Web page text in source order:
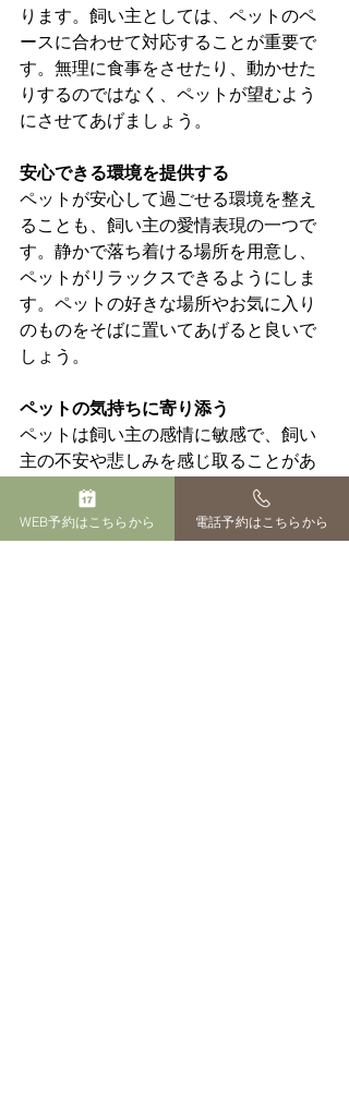
ります。飼い主としては、ペットのペ
ースに合わせて対応することが重要で
す。無理に食事をさせたり、動かせた
りするのではなく、ペットが望むよう
にさせてあげましょう。
安心できる環境を提供する
ペットが安心して過ごせる環境を整え
ることも、飼い主の愛情表現の一つで
す。静かで落ち着ける場所を用意し、
ペットがリラックスできるようにしま
す。ペットの好きな場所やお気に入り
のものをそばに置いてあげると良いで
しょう。
ペットの気持ちに寄り添う
ペットは飼い主の感情に敏感で、飼い
主の不安や悲しみを感じ取ることがあ
ります。ペットの最期の時期には、飼
い主ができるだけ冷静で穏やかな気持
ちで接することが大切です。ペットが
WEB予約はこちらから 電話予約はこちらから